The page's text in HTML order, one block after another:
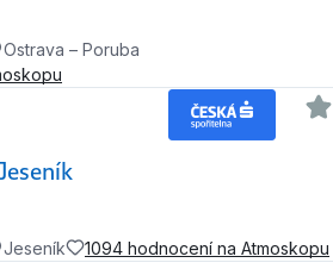
Ostrava – Poruba
Jeseník 1094 hodnocení na Atmoskopu